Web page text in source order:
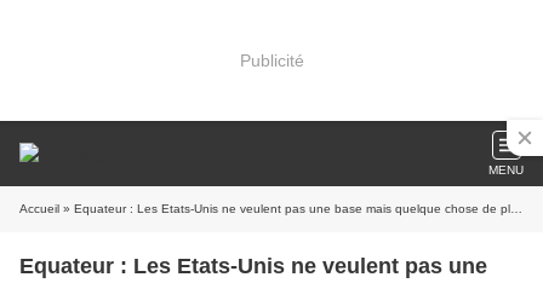
Publicité
MENU
Accueil » Equateur : Les Etats-Unis ne veulent pas une base mais quelque chose de plus dévastateur
Equateur : Les Etats-Unis ne veulent pas une